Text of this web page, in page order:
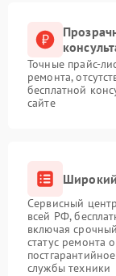
Точные прайс-
ремонта,
бесплатной
сайте
Широкий
Сервисный
всей РФ,
включая
статус ремонта
службы техники